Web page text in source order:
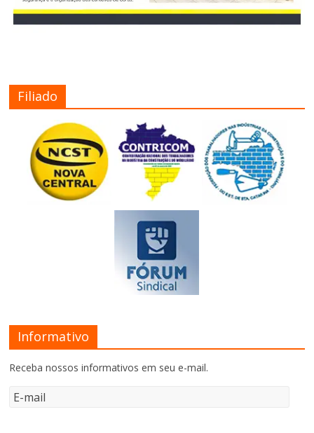
Filiado
Informativo
Receba nossos informativos em seu e-mail.